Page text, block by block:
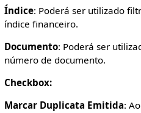
Índice: Poderá ser utilizado
índice financeiro.
Documento: Poderá ser
número de documento.
Checkbox:
Marcar Duplicata Emitida: